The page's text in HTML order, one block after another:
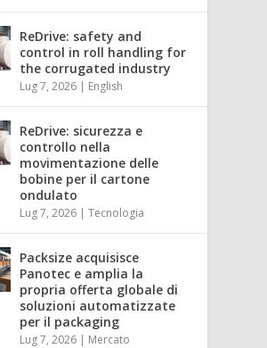
ReDrive: safety and
control in roll handling for
the corrugated industry
Lug 7, 2026 | English
ReDrive: sicurezza e
controllo nella
movimentazione delle
bobine per il cartone
ondulato
Lug 7, 2026 |Tecnologia
Packsize acquisisce
Panotec e amplia la
propria offerta globale di
soluzioni automatizzate
per il packaging
Lug 7, 2026 | Mercato